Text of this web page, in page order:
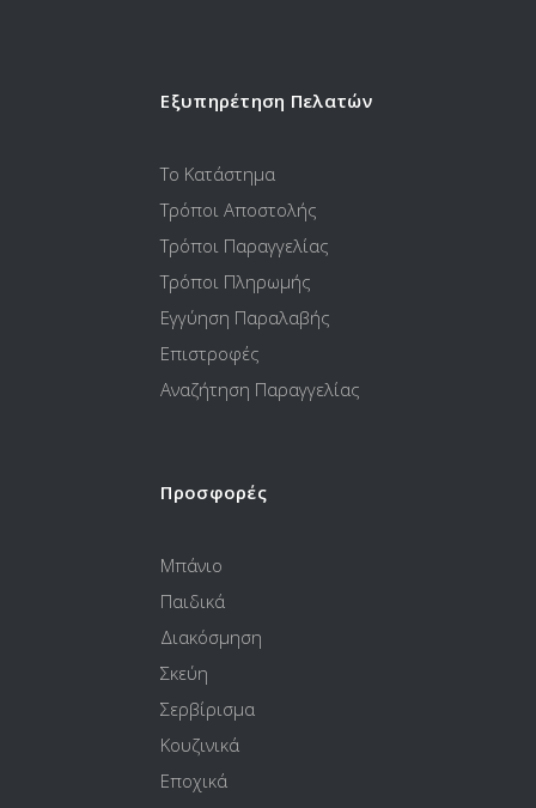
Εξυπηρέτηση Πελατών
Το Κατάστημα
Τρόποι Αποστολής
Τρόποι Παραγγελίας
Τρόποι Πληρωμής
Εγγύηση Παραλαβής
Επιστροφές
Αναζήτηση Παραγγελίας
Προσφορές
Μπάνιο
Παιδικά
Διακόσμηση
Σκεύη
Σερβίρισμα
Κουζινικά
Εποχικά